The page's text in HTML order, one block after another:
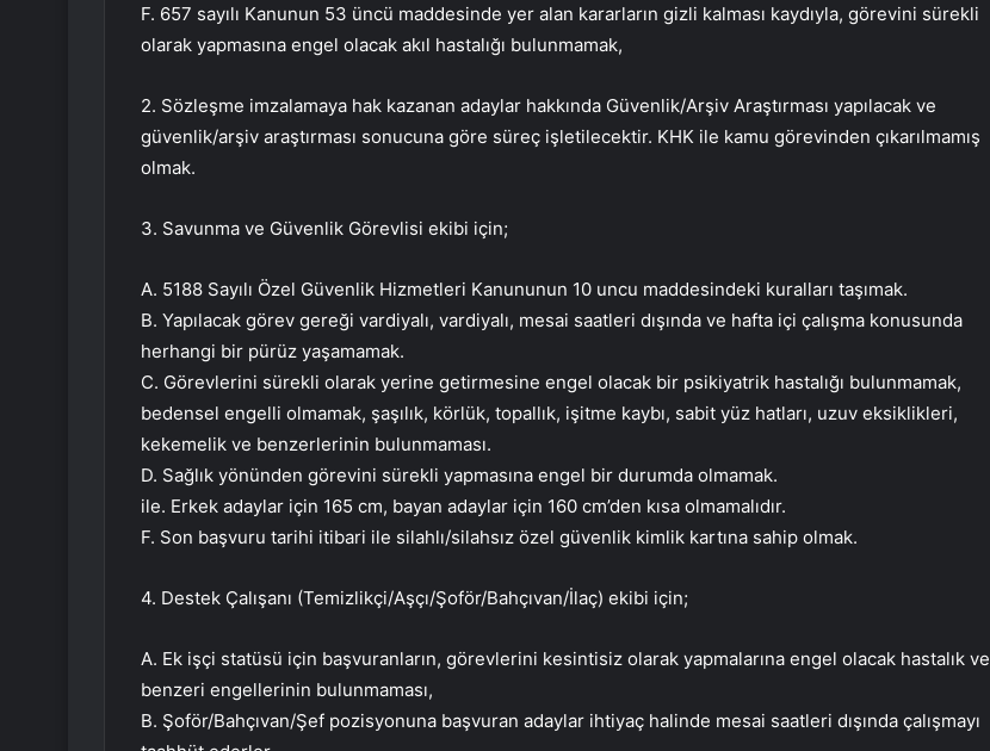
F. 657 sayılı Kanunun 53 üncü maddesinde yer alan kararların gizli kalması kaydıyla, görevini sürekli
olarak yapmasına engel olacak akıl hastalığı bulunmamak,
2. Sözleşme imzalamaya hak kazanan adaylar hakkında Güvenlik/Arşiv Araştırması yapılacak ve
güvenlik/arşiv araştırması sonucuna göre süreç işletilecektir. KHK ile kamu görevinden çıkarılmamış
olmak.
3. Savunma ve Güvenlik Görevlisi ekibi için;
A. 5188 Sayılı Özel Güvenlik Hizmetleri Kanununun 10 uncu maddesindeki kuralları taşımak.
B. Yapılacak görev gereği vardiyalı, vardiyalı, mesai saatleri dışında ve hafta içi çalışma konusunda
herhangi bir pürüz yaşamamak.
C. Görevlerini sürekli olarak yerine getirmesine engel olacak bir psikiyatrik hastalığı bulunmamak,
bedensel engelli olmamak, şaşılık, körlük, topallık, işitme kaybı, sabit yüz hatları, uzuv eksiklikleri,
kekemelik ve benzerlerinin bulunmaması.
D. Sağlık yönünden görevini sürekli yapmasına engel bir durumda olmamak.
ile. Erkek adaylar için 165 cm, bayan adaylar için 160 cm’den kısa olmamalıdır.
F. Son başvuru tarihi itibari ile silahlı/silahsız özel güvenlik kimlik kartına sahip olmak.
4. Destek Çalışanı (Temizlikçi/Aşçı/Şoför/Bahçıvan/İlaç) ekibi için;
A. Ek işçi statüsü için başvuranların, görevlerini kesintisiz olarak yapmalarına engel olacak hastalık ve
benzeri engellerinin bulunmaması,
B. Şoför/Bahçıvan/Şef pozisyonuna başvuran adaylar ihtiyaç halinde mesai saatleri dışında çalışmayı